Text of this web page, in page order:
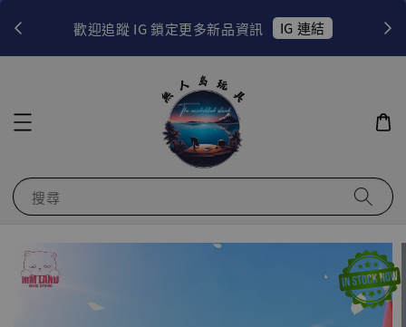
歡迎追蹤 IG 鎖定更多新品資訊 IG 連結
搜尋